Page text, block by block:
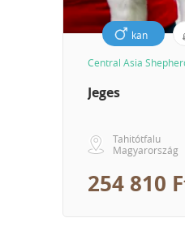
kan
Central Asia
Jeges
Tahitótfalu
Magyarország
254 810